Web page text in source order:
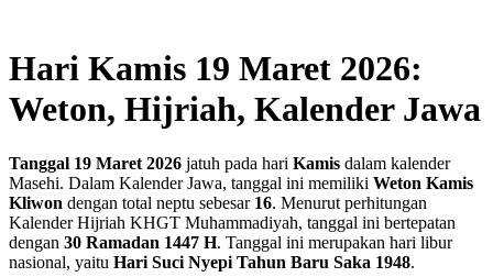
Hari Kamis 19 Maret 2026:
Weton, Hijriah, Kalender Jawa
Tanggal 19 Maret 2026 jatuh pada hari Kamis dalam kalender
Masehi. Dalam Kalender Jawa, tanggal ini memiliki Weton Kamis
Kliwon dengan total neptu sebesar 16. Menurut perhitungan
Kalender Hijriah KHGT Muhammadiyah, tanggal ini bertepatan
dengan 30 Ramadan 1447 H. Tanggal ini merupakan hari libur
nasional, yaitu Hari Suci Nyepi Tahun Baru Saka 1948.